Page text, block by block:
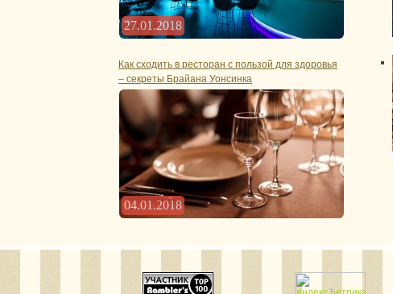
27.01.2018
Как сходить в ресторан с пользой для здоровья
– секреты Брайана Уонсинка
04.01.2018